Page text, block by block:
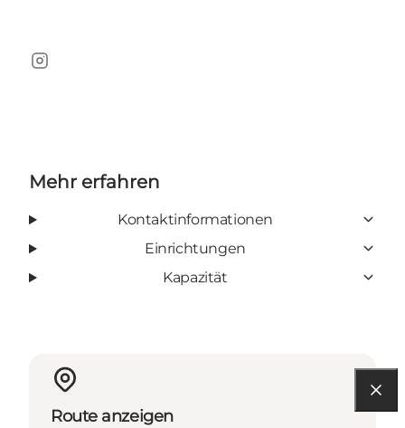
Instagram
Mehr erfahren
Kontaktinformationen
Einrichtungen
Kapazität
Route anzeigen